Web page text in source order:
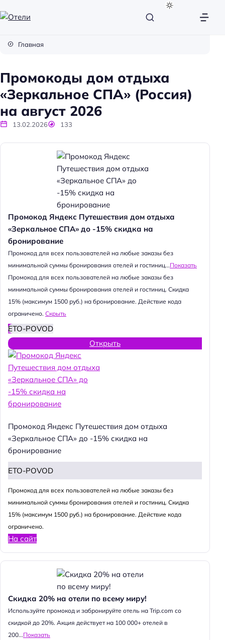
и
Главная
Промокоды дом отдыха
«Зеркальное СПА» (Россия)
на август 2026
13.02.2026 133
Промокод Яндекс Путешествия дом отдыха
«Зеркальное СПА» до -15% скидка на
бронирование
Промокод для всех пользователей на любые заказы без
минимальной суммы бронирования отелей и гостиниц...Показать
Промокод для всех пользователей на любые заказы без
минимальной суммы бронирования отелей и гостиниц. Скидка
15% (максимум 1500 руб.) на бронирование. Действие кода
ограничено. Скрыть
ETO-POVOD
Открыть
Промокод Яндекс Путешествия дом отдыха
«Зеркальное СПА» до -15% скидка на
бронирование
ETO-POVOD
Промокод для всех пользователей на любые заказы без
минимальной суммы бронирования отелей и гостиниц. Скидка
15% (максимум 1500 руб.) на бронирование. Действие кода
ограничено.
На сайт
Скидка 20% на отели по всему миру!
Используйте промокод и забронируйте отель на Trip.com со
скидкой до 20%. Акция действует на 100 000+ отелей в
200...Показать